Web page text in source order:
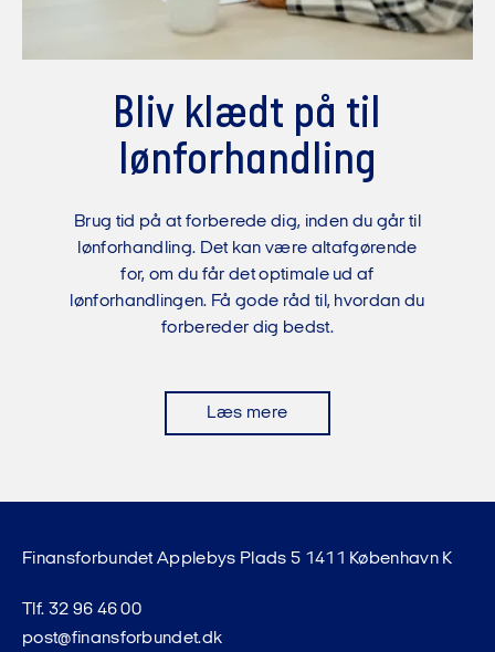
Bliv klædt på til
lønforhandling
Brug tid på at forberede dig, inden du går til
lønforhandling. Det kan være altafgørende
for, om du får det optimale ud af
lønforhandlingen. Få gode råd til, hvordan du
forbereder dig bedst.
Læs mere
Finansforbundet Applebys Plads 5 1411 København K
Tlf. 32 96 46 00
post@finansforbundet.dk